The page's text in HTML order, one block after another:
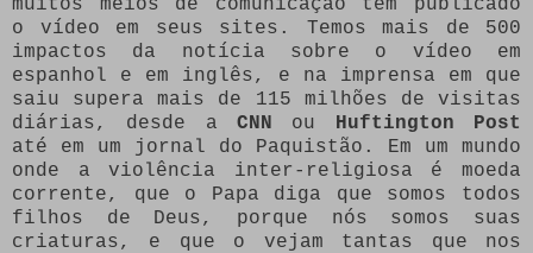
muitos meios de comunicação têm publicado
o vídeo em seus sites. Temos mais de 500
impactos da notícia sobre o vídeo em
espanhol e em inglês, e na imprensa em que
saiu supera mais de 115 milhões de visitas
diárias, desde a CNN ou Huftington Post
até em um jornal do Paquistão. Em um mundo
onde a violência inter-religiosa é moeda
corrente, que o Papa diga que somos todos
filhos de Deus, porque nós somos suas
criaturas, e que o vejam tantas que nos